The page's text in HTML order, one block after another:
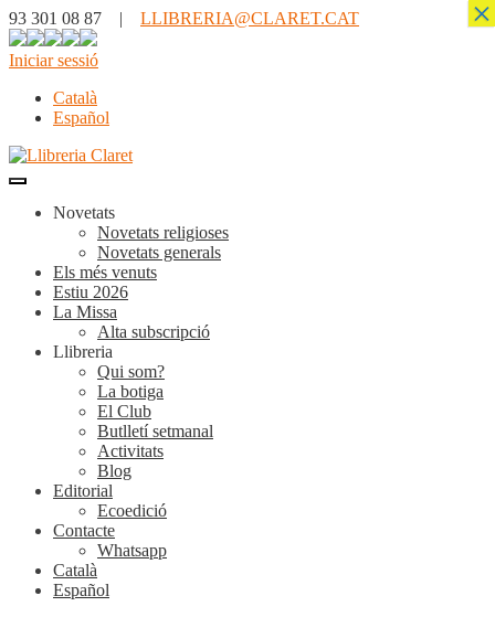
93 301 08 87 | LLIBRERIA@CLARET.CAT
Iniciar sessió
Català
Español
Novetats
Novetats religioses
Novetats generals
Els més venuts
Estiu 2026
La Missa
Alta subscripció
Llibreria
Qui som?
La botiga
El Club
Butlletí setmanal
Activitats
Blog
Editorial
Ecoedició
Contacte
Whatsapp
Català
Español
×